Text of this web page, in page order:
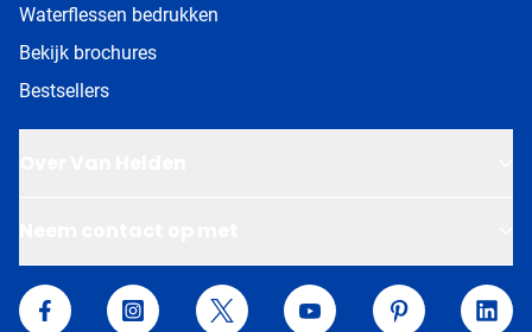
Waterflessen bedrukken
Bekijk brochures
Bestsellers
Van Helden Relatiegeschenken
Facebook InstagramTwitter YouTube Pinterest